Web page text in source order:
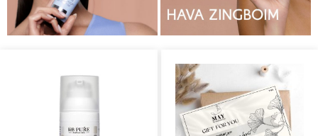
זה
יש
מספר
סוגים.
ניתן